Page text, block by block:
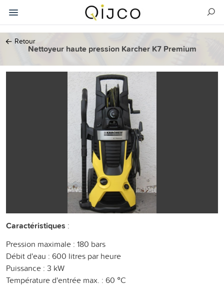
← Retour
Nettoyeur haute pression Karcher K7 Premium
Caractéristiques :
Pression maximale : 180 bars
Débit d'eau : 600 litres par heure
Puissance : 3 kW
Température d'entrée max. : 60 °C